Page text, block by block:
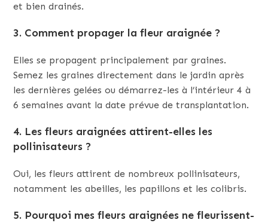
et bien drainés.
3. Comment propager la fleur araignée ?
Elles se propagent principalement par graines.
Semez les graines directement dans le jardin après
les dernières gelées ou démarrez-les à l’intérieur 4 à
6 semaines avant la date prévue de transplantation.
4. Les fleurs araignées attirent-elles les
pollinisateurs ?
Oui, les fleurs attirent de nombreux pollinisateurs,
notamment les abeilles, les papillons et les colibris.
5. Pourquoi mes fleurs araignées ne fleurissent-